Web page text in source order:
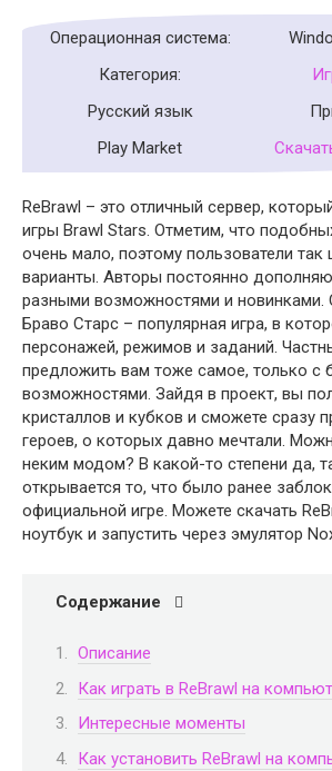
Операционная система:
Категория:
Русский язык
Play Market
ReBrawl – это отличный сервер,
игры Brawl Stars. Отметим, что
очень мало, поэтому пользователи
варианты. Авторы постоянно
разными возможностями и новинками.
Браво Старс – популярная игра, в
персонажей, режимов и заданий.
предложить вам тоже самое, только с
возможностями. Зайдя в проект, вы
кристаллов и кубков и сможете сразу
героев, о которых давно мечтали.
неким модом? В какой-то степени да,
открывается то, что было ранее
официальной игре. Можете скачать
ноутбук и запустить через эмулятор
Содержание
Описание
Как играть в ReBrawl на
Интересные моменты
Как установить ReBrawl на